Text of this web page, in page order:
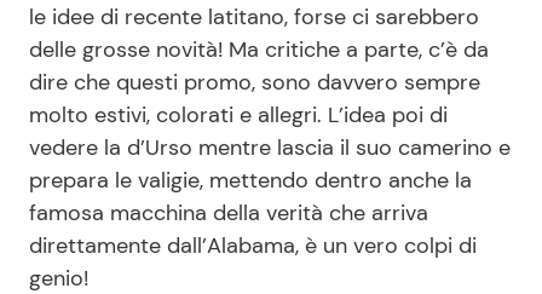
Festività Ricette per Bambini
Seguici
Info
le idee di recente latitano, forse ci sarebbero
delle grosse novità! Ma critiche a parte, c’è da
dire che questi promo, sono davvero sempre
molto estivi, colorati e allegri. L’idea poi di
vedere la d’Urso mentre lascia il suo camerino e
prepara le valigie, mettendo dentro anche la
famosa macchina della verità che arriva
direttamente dall’Alabama, è un vero colpi di
genio!